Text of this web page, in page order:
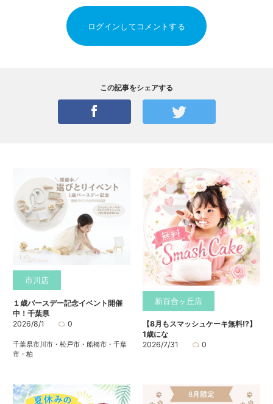
ログインしてコメントする
この記事をシェアする
市川店
１歳バースデー記念イベント開催
中！千葉県
2026/8/1
0
千葉県市川市・松戸市・船橋市・千葉
市・柏
新百合ヶ丘店
【8月もスマッシュケーキ無料⁉】
1歳にな
2026/7/31
0